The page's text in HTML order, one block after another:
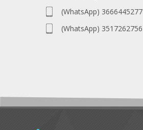
(WhatsApp) 3666445277
(WhatsApp) 3517262756